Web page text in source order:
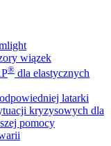
wiązek
® dla elastycznych
latarki
kryzysowych dla
pomocy